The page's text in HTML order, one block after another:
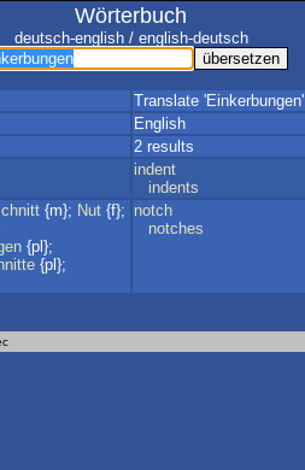
Wörterbuch
deutsch-english / english-deutsch
Translate 'Einkerbungen'
English
2 results
indent
indents
{m}; Nut {f};
{pl};
{pl};
notch
notches